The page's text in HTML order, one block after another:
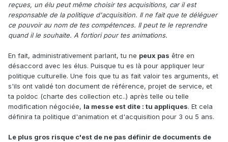
reçues, un élu peut même choisir tes acquisitions, car il est
responsable de la politique d'acquisition. Il ne fait que te déléguer
ce pouvoir au nom de tes compétences. Il peut te le reprendre
quand il le souhaite. A fortiori pour tes animations.
En fait, administrativement parlant, tu ne peux pas être en
désaccord avec les élus. Puisque tu es là pour appliquer leur
politique culturelle. Une fois que tu as fait valoir tes arguments, et
s'ils ont validé ton document de référence, projet de service, et
ta poldoc (charte des collection etc..) après telle ou telle
modification négociée, la messe est dite : tu appliques. Et cela
définira ta politique d'animation et d'acquisition pour 3 ou 5 ans.
Le plus gros risque c'est de ne pas définir de documents de